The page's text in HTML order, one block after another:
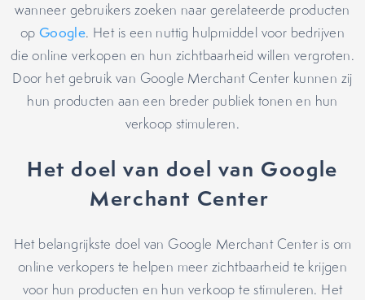
wanneer gebruikers zoeken naar gerelateerde producten
op Google. Het is een nuttig hulpmiddel voor bedrijven
die online verkopen en hun zichtbaarheid willen vergroten.
Door het gebruik van Google Merchant Center kunnen zij
hun producten aan een breder publiek tonen en hun
verkoop stimuleren.
Het doel van doel van Google
Merchant Center
Het belangrijkste doel van Google Merchant Center is om
online verkopers te helpen meer zichtbaarheid te krijgen
voor hun producten en hun verkoop te stimuleren. Het